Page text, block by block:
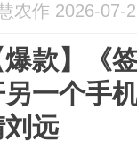
农作 2026-07-
爆款】《
另一个手
刘远